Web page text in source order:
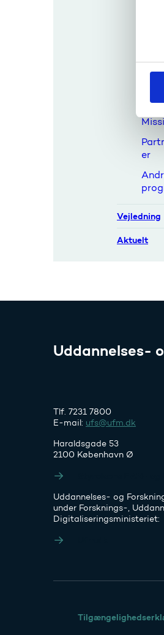
v
Det
åd
er
Vejledning
Aktuelt
Uddannelses-
Tlf. 7231 7800
E-mail: ufs@ufm.dk
Haraldsgade 53
2100 København Ø
Uddannelses- og
under Forsknings-,
Digitaliseringsministeriet: